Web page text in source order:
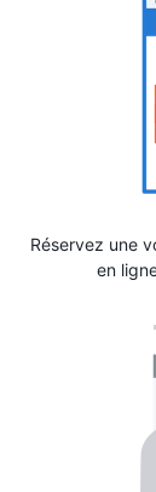
Réservez une
en